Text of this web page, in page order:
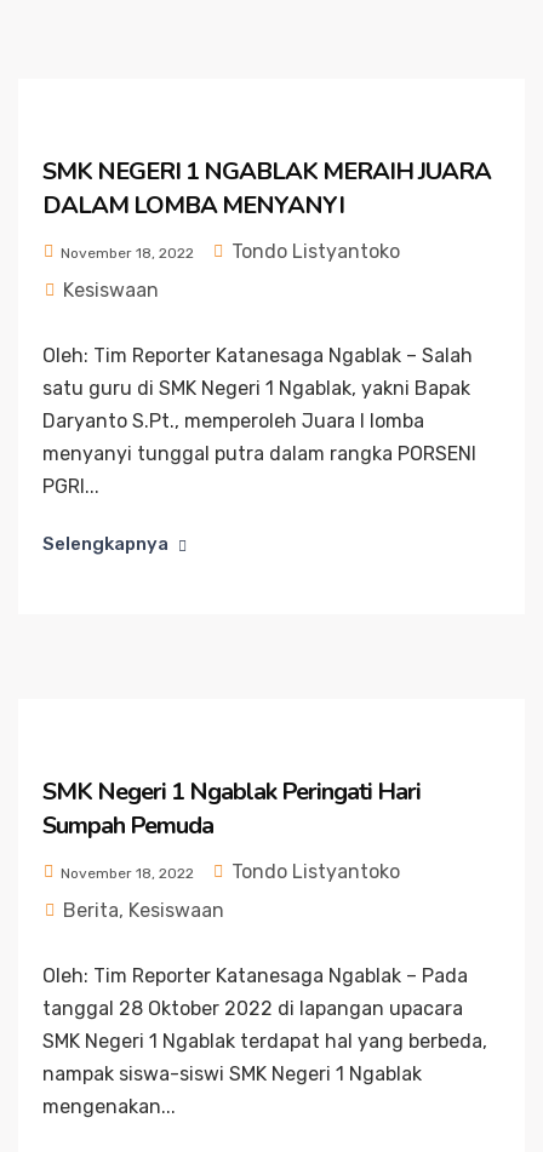
SMK NEGERI 1 NGABLAK MERAIH JUARA
DALAM LOMBA MENYANYI
November 18, 2022
Tondo Listyantoko
Kesiswaan
Oleh: Tim Reporter Katanesaga Ngablak – Salah
satu guru di SMK Negeri 1 Ngablak, yakni Bapak
Daryanto S.Pt., memperoleh Juara I lomba
menyanyi tunggal putra dalam rangka PORSENI
PGRI...
Selengkapnya
SMK Negeri 1 Ngablak Peringati Hari
Sumpah Pemuda
November 18, 2022
Tondo Listyantoko
Berita, Kesiswaan
Oleh: Tim Reporter Katanesaga Ngablak – Pada
tanggal 28 Oktober 2022 di lapangan upacara
SMK Negeri 1 Ngablak terdapat hal yang berbeda,
nampak siswa-siswi SMK Negeri 1 Ngablak
mengenakan...